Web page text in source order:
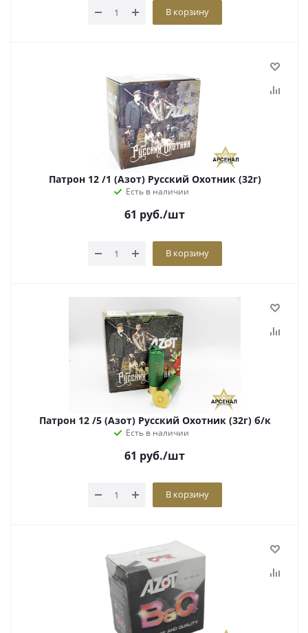
В корзину
Патрон 12 /1 (Азот) Русский Охотник (32г)
Есть в наличии
61 руб./шт
В корзину
Патрон 12 /5 (Азот) Русский Охотник (32г) б/к
Есть в наличии
61 руб./шт
В корзину